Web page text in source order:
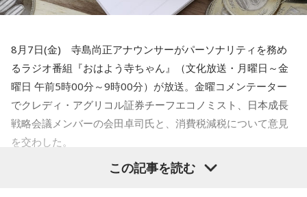
集めてやってるわけじゃないですか」
一蔵 「だからね、この記事を読んだら「AIを駆使して盛り上
げていく」とか」
水谷「おお～」
「これね、楽しんでやってほしいなってものすごい思
8月7日(金) 寺島尚正アナウンサーがパーソナリティを務め
るラジオ番組『おはよう寺ちゃん』（文化放送・月曜日～金
曜日 午前5時00分～9時00分）が放送。金曜コメンテーター
でクレディ・アグリコル証券チーフエコノミスト、日本成長
戦略会議メンバーの会田卓司氏と、消費税減税について意見
を交わした。
寺島「高市政権が閣議決定した消費税の減税方針が、日米関
この記事を読む